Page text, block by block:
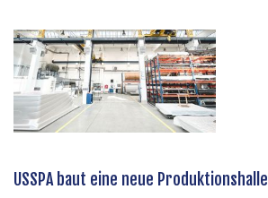
USSPA baut eine neue Produktionshalle